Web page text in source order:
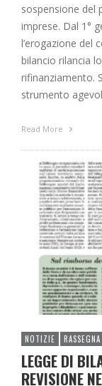
sospensione del
imprese. Dal 1°
l’erogazione del
bilancio rilancia
rifinanziamento.
strumento
Read More
NOTIZIE
LEGGE DI
REVISIONE